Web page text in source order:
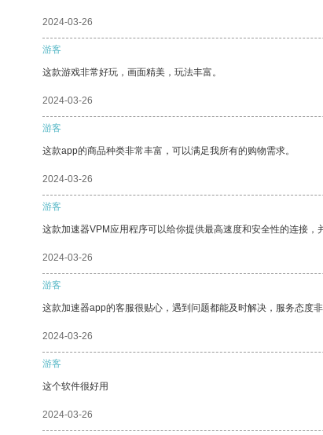
2024-03-26
游客
这款游戏非常好玩，画面精美，玩法丰富。
2024-03-26
游客
这款app的商品种类非常丰富，可以满足我所有的购物需求。
2024-03-26
游客
这款加速器VPM应用程序可以给你提供最高速度和安全性的连接，
2024-03-26
游客
这款加速器app的客服很贴心，遇到问题都能及时解决，服务态度非
2024-03-26
游客
这个软件很好用
2024-03-26